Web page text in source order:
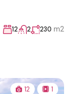
12 2 230 m2
12 1